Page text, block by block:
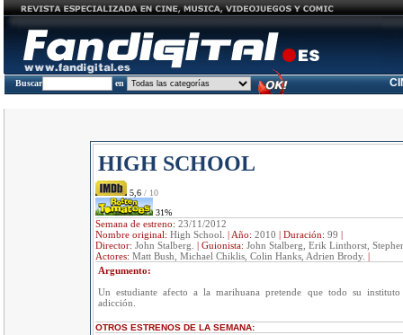
Buscar en
HIGH SCHOOL
5,6 / 10
31%
Semana de estreno: 23/11/2012
Nombre original: High School. | Año: 2010 | Duración: 99 |
Director: John Stalberg. | Guionista: John Stalberg, Erik Linthorst,
Actores: Matt Bush, Michael Chiklis, Colin Hanks, Adrien Brody. |
Argumento:
Un estudiante afecto a la marihuana pretende que todo su instituto
adicción.
OTROS ESTRENOS DE LA SEMANA: